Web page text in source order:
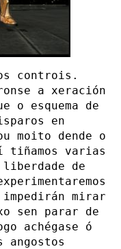
controis.
a xeración
o esquema de
en
moito dende o
varias
de
mirar
sen parar de
achégase ó